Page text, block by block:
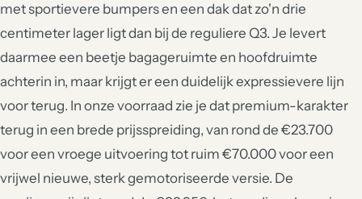
met sportievere bumpers en een dak dat zo'n drie
centimeter lager ligt dan bij de reguliere Q3. Je levert
daarmee een beetje bagageruimte en hoofdruimte
achterin in, maar krijgt er een duidelijk expressievere lijn
voor terug. In onze voorraad zie je dat premium-karakter
terug in een brede prijsspreiding, van rond de €23.700
voor een vroege uitvoering tot ruim €70.000 voor een
vrijwel nieuwe, sterk gemotoriseerde versie. De